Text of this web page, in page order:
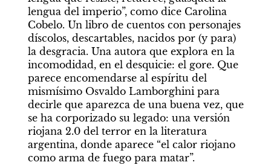
lengua del imperio”, como dice Carolina
Cobelo. Un libro de cuentos con personajes
díscolos, descartables, nacidos por (y para)
la desgracia. Una autora que explora en la
incomodidad, en el desquicie: el gore. Que
parece encomendarse al espíritu del
mismísimo Osvaldo Lamborghini para
decirle que aparezca de una buena vez, que
se ha corporizado su legado: una versión
riojana 2.0 del terror en la literatura
argentina, donde aparece “el calor riojano
como arma de fuego para matar”.